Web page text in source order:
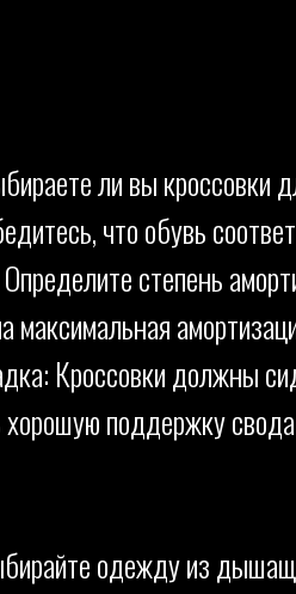
ли вы кроссовки
что обувь
степень
максимальная
Кроссовки должны
хорошую поддержку
одежду из